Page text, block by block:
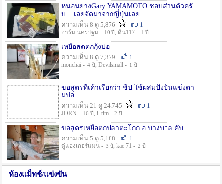
หนอนยางGary YAMAMOTO ชอบส่วนตัวครั
บ... เลยจัดมาจากญี่ปุ่นเลย..
ความเห็น 8 ดู 5,876
1
อาร์ม นครปฐม - 10 ปี , ดิน117 - 1 ปี
เหยื่อสดตกกุ้งบ่อ
ความเห็น 8 ดู 7,379
1
monchai - 4 ปี , Devilsmall - 1 ปี
ขอสูตรที่เค้าเรียกว่า ชิป ใช้ผสมปังปั่นแข่งตา
มบ่อ
ความเห็น 21 ดู 24,745
1
JORN - 16 ปี , i_tim - 2 ปี
ขอสูตรเหยื่อตกปลาตะโกก อ.บางบาล คับ
ความเห็น 5 ดู 5,188
1
ตู่แฮงเกอร์แมน - 3 ปี , kae 71 - 2 ปี
ห้องแม็ทช์/แข่งขัน